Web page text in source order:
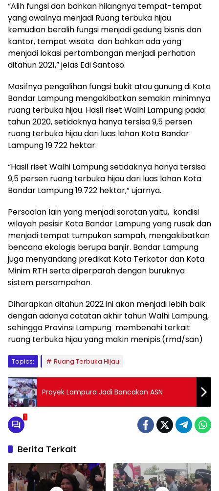
“Alih fungsi dan bahkan hilangnya tempat-tempat
yang awalnya menjadi Ruang terbuka hijau
kemudian beralih fungsi menjadi gedung bisnis dan
kantor, tempat wisata dan bahkan ada yang
menjadi lokasi pertambangan menjadi perhatian
ditahun 2021,” jelas Edi Santoso.
Masifnya pengalihan fungsi bukit atau gunung di Kota
Bandar Lampung mengakibatkan semakin minimnya
ruang terbuka hijau. Hasil riset Walhi Lampung pada
tahun 2020, setidaknya hanya tersisa 9,5 persen
ruang terbuka hijau dari luas lahan Kota Bandar
Lampung 19.722 hektar.
“Hasil riset Walhi Lampung setidaknya hanya tersisa
9,5 persen ruang terbuka hijau dari luas lahan Kota
Bandar Lampung 19.722 hektar,” ujarnya.
Persoalan lain yang menjadi sorotan yaitu, kondisi
wilayah pesisir Kota Bandar Lampung yang rusak dan
menjadi tempat tumpukan sampah, mengakibatkan
bencana ekologis berupa banjir. Bandar Lampung
juga menyandang predikat Kota Terkotor dan Kota
Minim RTH serta diperparah dengan buruknya
sistem persampahan.
Diharapkan ditahun 2022 ini akan menjadi lebih baik
dengan adanya catatan akhir tahun Walhi Lampung,
sehingga Provinsi Lampung membenahi terkait
ruang terbuka hijau yang makin menipis.(rmd/san)
Topics: Ruang Terbuka Hijau
Proyek Lampura Jadi Bancakan ASN
1
Berita Terkait